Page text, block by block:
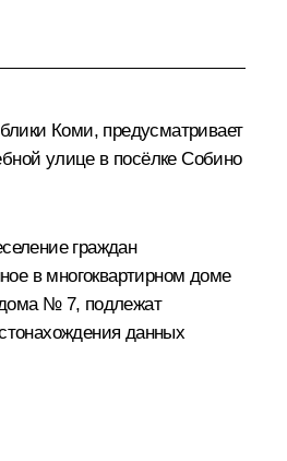
Коми, предусматривает
улице в посёлке Собино
граждан
в многоквартирном доме
дома № 7, подлежат
данных